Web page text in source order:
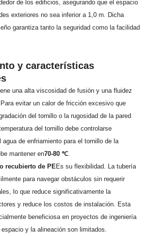
de los edificios, asegurando que el espacio
exteriores no sea inferior a 1,0 m. Dicha
garantiza tanto la seguridad como la facilidad
y características
una alta viscosidad de fusión y una fluidez
evitar un calor de fricción excesivo que
del tornillo o la rugosidad de la pared
del tornillo debe controlarse
agua de enfriamiento para el tornillo de la
mantener en70-80 ℃
recubierto de PEEs su flexibilidad. La tubería
para navegar obstáculos sin requerir
lo que reduce significativamente la
y reduce los costos de instalación. Esta
beneficiosa en proyectos de ingeniería
y la alineación son limitados.